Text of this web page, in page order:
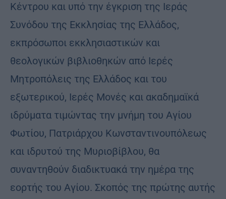
Κέντρου και υπό την έγκριση της Ιεράς
Συνόδου της Εκκλησίας της Ελλάδος,
εκπρόσωποι εκκλησιαστικών και
θεολογικών βιβλιοθηκών από Ιερές
Μητροπόλεις της Ελλάδος και του
εξωτερικού, Ιερές Μονές και ακαδημαϊκά
ιδρύματα τιμώντας την μνήμη του Αγίου
Φωτίου, Πατριάρχου Κωνσταντινουπόλεως
και ιδρυτού της Μυριοβίβλου, θα
συναντηθούν διαδικτυακά την ημέρα της
εορτής του Αγίου. Σκοπός της πρώτης αυτής